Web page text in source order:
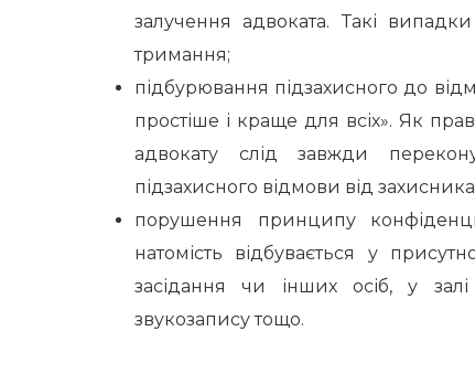
залучення адвоката. Такі
тримання;
підбурювання підзахисного до
простіше і краще для всіх». Як
адвокату слід завжди
підзахисного відмови від
порушення принципу
натомість відбувається у
засідання чи інших осіб, у
звукозапису тощо.